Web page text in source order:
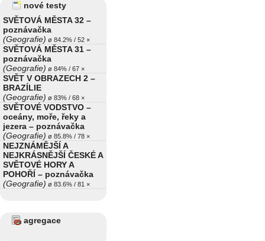
nové testy
SVĚTOVÁ MĚSTA 32 –
poznávačka
(Geografie) ø 84.2% / 52 ×
SVĚTOVÁ MĚSTA 31 –
poznávačka
(Geografie) ø 84% / 67 ×
SVĚT V OBRAZECH 2 –
BRAZÍLIE
(Geografie) ø 83% / 68 ×
SVĚTOVÉ VODSTVO –
oceány, moře, řeky a
jezera – poznávačka
(Geografie) ø 85.8% / 78 ×
NEJZNÁMĚJŠÍ A
NEJKRÁSNĚJŠÍ ČESKÉ A
SVĚTOVÉ HORY A
POHOŘÍ – poznávačka
(Geografie) ø 83.6% / 81 ×
agregace